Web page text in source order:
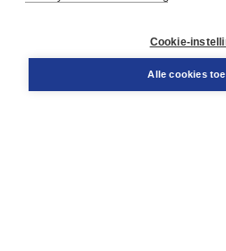
Cookie-
Alle cookies